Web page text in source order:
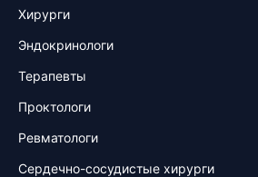
Хирурги
Эндокринологи
Терапевты
Проктологи
Ревматологи
Сердечно-сосудистые хирурги